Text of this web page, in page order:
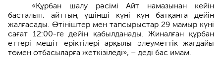
«Құрбан шалу рәсімі Айт намазынан кейін
басталып, айттың үшінші күні күн батқанға дейін
жалғасады. Өтініштер мен тапсырыстар 29 мамыр күні
сағат 12:00-ге дейін қабылданады. Жиналған құрбан
еттері мешіт еріктілері арқылы әлеуметтік жағдайы
төмен отбасыларға жеткізіледі», – деді бас имам.